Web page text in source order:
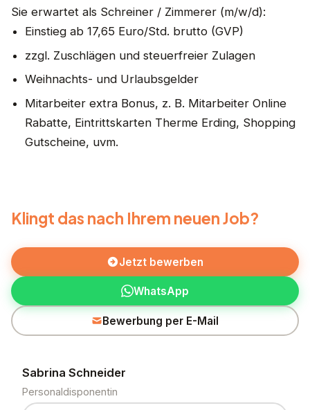
Sie erwartet als Schreiner / Zimmerer (m/w/d):
Einstieg ab 17,65 Euro/Std. brutto (GVP)
zzgl. Zuschlägen und steuerfreier Zulagen
Weihnachts- und Urlaubsgelder
Mitarbeiter extra Bonus, z. B. Mitarbeiter Online
Rabatte, Eintrittskarten Therme Erding, Shopping
Gutscheine, uvm.
Klingt das nach Ihrem neuen Job?
Jetzt bewerben
WhatsApp
Bewerbung per E-Mail
Sabrina Schneider
Personaldisponentin